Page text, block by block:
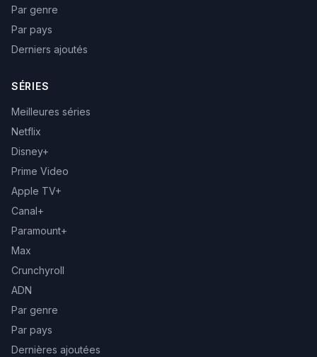
Par genre
Par pays
Derniers ajoutés
SÉRIES
Meilleures séries
Netflix
Disney+
Prime Video
Apple TV+
Canal+
Paramount+
Max
Crunchyroll
ADN
Par genre
Par pays
Dernières ajoutées